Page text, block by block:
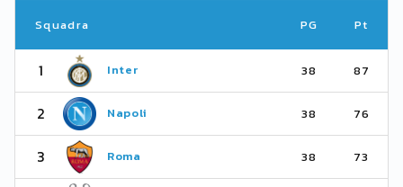
Squadra PG Pt
1 Inter 38 87
2 Napoli 38 76
3 Roma 38 73